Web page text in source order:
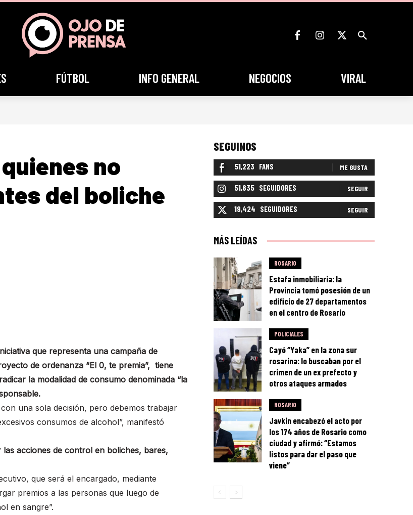
FÚTBOL INFO GENERAL NEGOCIOS VIRAL
no
del boliche
que representa una campaña de
de ordenanza “El 0, te premia”, tiene
la modalidad de consumo denominada “la
una sola decisión, pero debemos trabajar
consumos de alcohol”, manifestó
acciones de control en boliches, bares,
que será el encargado, mediante
premios a las personas que luego de
en sangre”.
SEGUINOS
51,223 FANS ME GUSTA
51,835 SEGUIDORES SEGUIR
19,424 SEGUIDORES SEGUIR
MÁS LEÍDAS
ROSARIO
Estafa inmobiliaria: la
Provincia tomó posesión de un
edificio de 27 departamentos
en el centro de Rosario
POLICIALES
Cayó “Yaka” en la zona sur
rosarina: lo buscaban por el
crimen de un ex prefecto y
otros ataques armados
ROSARIO
Javkin encabezó el acto por
los 174 años de Rosario como
ciudad y afirmó: “Estamos
listos para dar el paso que
viene”